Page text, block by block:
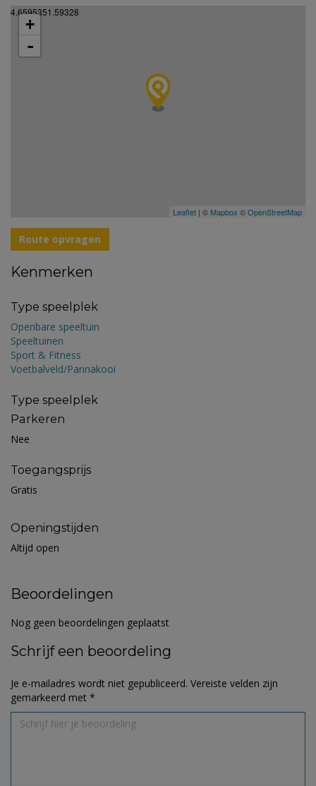
4.6595351.59328
+
-
Leaflet | © Mapbox ©OpenStreetMap
Route opvragen
Kenmerken
Type speelplek
Openbare speeltuin
Speeltuinen
Sport & Fitness
Voetbalveld/Pannakooi
Type speelplek
Parkeren
Nee
Toegangsprijs
Gratis
Openingstijden
Altijd open
Beoordelingen
Nog geen beoordelingen geplaatst
Schrijf een beoordeling
Je e-mailadres wordt niet gepubliceerd. Vereiste velden zijn
gemarkeerd met *